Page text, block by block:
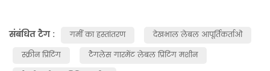
संबंधित टैग : गर्मी का हस्तांतरण
देखभाल लेबल आपूर्तिकर्ताओं
स्क्रीन प्रिंटिंग
टैगलेस गारमेंट लेबल प्रिंटिंग मशीन